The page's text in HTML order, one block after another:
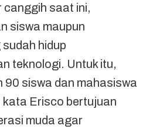
canggih saat ini,
siswa maupun
hidup
teknologi. Untuk itu,
90 siswa dan mahasiswa
Erisco bertujuan
muda agar